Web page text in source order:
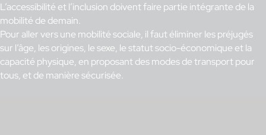
L’accessibilité et l’inclusion doivent faire partie intégrante de la
mobilité de demain.
Pour aller vers une mobilité sociale, il faut éliminer les préjugés
sur l’âge, les origines, le sexe, le statut socio-économique et la
capacité physique, en proposant des modes de transport pour
tous, et de manière sécurisée.